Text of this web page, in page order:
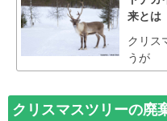
来とは
クリス
うが
クリスマスツリーの廃